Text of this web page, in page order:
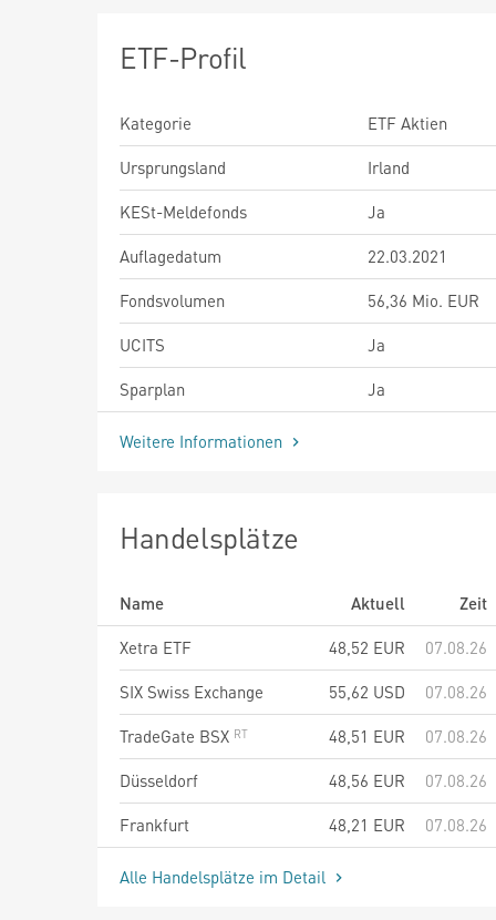
ETF-Profil
Kategorie
ETF Aktien
Ursprungsland
Irland
KESt-Meldefonds
Ja
Auflagedatum
22.03.2021
Fondsvolumen
56,36 Mio. EUR
UCITS
Ja
Sparplan
Ja
Weitere Informationen
Handelsplätze
Name Aktuell
Zeit
Xetra ETF
48,52 EUR
07.08.26
SIX Swiss Exchange
55,62 USD
07.08.26
TradeGate BSX
48,51 EUR
07.08.26
Düsseldorf
48,56 EUR
07.08.26
Frankfurt
48,21 EUR 07.08.26
Alle Handelsplätze im Detail